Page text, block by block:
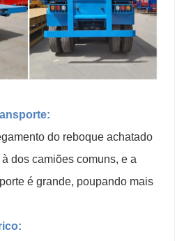
do reboque achatado
dos camiões comuns, e a
é grande, poupando mais